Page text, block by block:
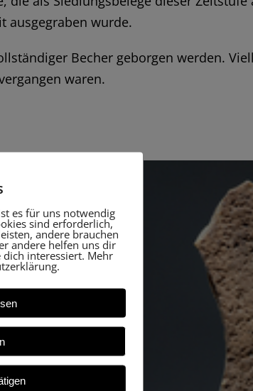
ausgegraben wurde.
Becher geborgen werden.
waren.
es für uns notwendig
sind erforderlich,
andere brauchen
andere helfen uns dir
dich interessiert. Mehr